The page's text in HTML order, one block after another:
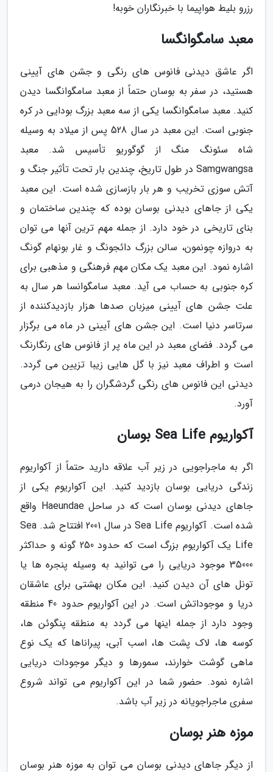
رزرو بلیط هواپیما با خبرنگاران خوبه!
معبد سامگوانگسا
اگر عاشق دیدنی فانوس های رنگی و جشن های آیینی
هستید، در سفر به بوسان حتماً از معبد سامگوانگسا دیدن
کنید. معبد سامگوانگسا یکی از سه معبد بزرگ بودایی در کره
جنوبی است. این معبد در سال 528 پس از میلاد به وسیله
شاه سئونگ منگ از گوگوریو تأسیس شد. معبد
Samgwangsa در طول تاریخ، چندین بار تحت تأثیر جنگ و
آتش سوزی تخریب و هر بار بازسازی شده است. این معبد
یکی از جاهای دیدنی بوسان بوده که چندین ساختمان و
بنای تاریخی در خود دارد. از جمله مهم ترین آنها می توان
به دروازه چونمون، سالن بزرگ دائجونگ و غار بونهام گونگ
اشاره نمود. این معبد یک مکان مهم فرهنگی و مذهبی برای
کره جنوبی به حساب می آید. معبد سامگوانسا هر سال به
علت جشن های آیینی میزبان صدها هزار بازدیدکننده از
سرتاسر دنیا است. این جشن های آیینی در ماه می برگزار
می گردد. فضای معبد در این ماه پر از فانوس های رنگارنگ
است و اطراف معبد نیز با گل هایی زیبا تزیین می گردد.
دیدنی این فانوس های رنگی گردشگران را به هیجان درمی
آورد.
آکواریوم Sea Life بوسان
اگر به ماجراجویی در زیر آب علاقه دارید حتماً از آکواریوم
زندگی دریایی بوسان بازدید کنید. این آکواریوم یکی از
جاهای دیدنی بوسان است که در ساحل Haeundae واقع
شده است. آکواریوم Sea Life در سال 2001 افتتاح شد. Sea
Life یک آکواریوم بزرگ است که حدود 250 گونه و حداکثر
35000 موجود دریایی را می توانید به وسیله پنجره ها یا
تونل های آن دیدن کنید. این مکان بهشتی برای عاشقان
دریا و موجوداتش است. در این آکواریوم حدود 40 منطقه
وجود دارد از جمله اینها می گردد به منطقه پنگوئن ها،
کوسه ها، لاک پشت ها، اسب آبی، پیراناها که یک نوع
ماهی گوشت خوارند، سمورها و دیگر موجودات دریایی
اشاره نمود. حضور شما در این آکواریوم می تواند شروع
سفری ماجراجویانه در زیر آب باشد.
موزه هنر بوسان
از دیگر جاهای دیدنی بوسان می توان به موزه هنر بوسان